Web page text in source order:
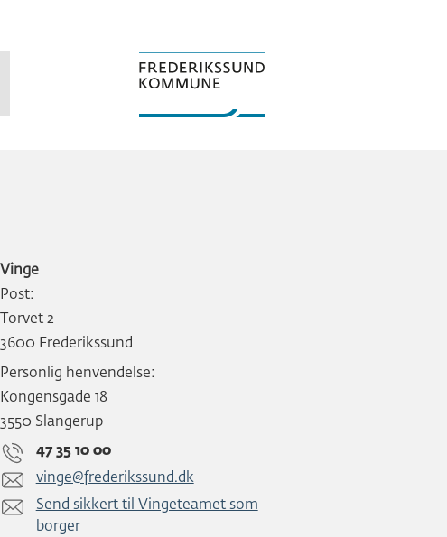
Vinge
Post:
Torvet 2
3600 Frederikssund
Personlig henvendelse:
Kongensgade 18
3550 Slangerup
47 35 10 00
vinge@frederikssund.dk
Send sikkert til Vingeteamet som
borger